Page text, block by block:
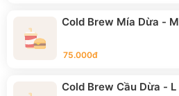
Cold Brew Mía Dừa - M
75.000đ
Cold Brew Cầu Dừa - L